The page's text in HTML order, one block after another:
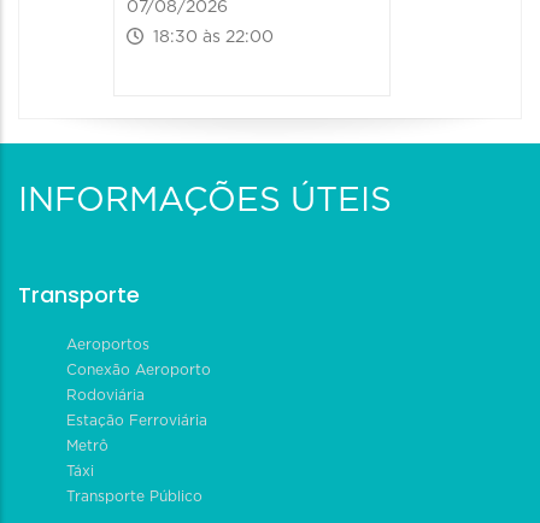
07/08/2026
18:30 às 22:00
INFORMAÇÕES ÚTEIS
Transporte
Aeroportos
Conexão Aeroporto
Rodoviária
Estação Ferroviária
Metrô
Táxi
Transporte Público